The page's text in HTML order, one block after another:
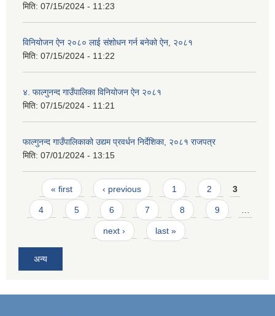
मिति: 07/15/2024 - 11:23
विनियोजन ऐन २०८० लाई संशोधन गर्न बनेको ऐन, २०८१
मिति: 07/15/2024 - 11:22
४. फाल्गुनन्द गाउँपालिका विनियोजन ऐन २०८१
मिति: 07/15/2024 - 11:21
फाल्गुनन्द गाउँपालिकाको उद्यम प्रवर्धन निर्देशिका, २०८१ राजपत्र
मिति: 07/01/2024 - 13:15
Pages
« first ‹ previous 1 2 3
4 5 6 7 8 9
next › last »
अन्य